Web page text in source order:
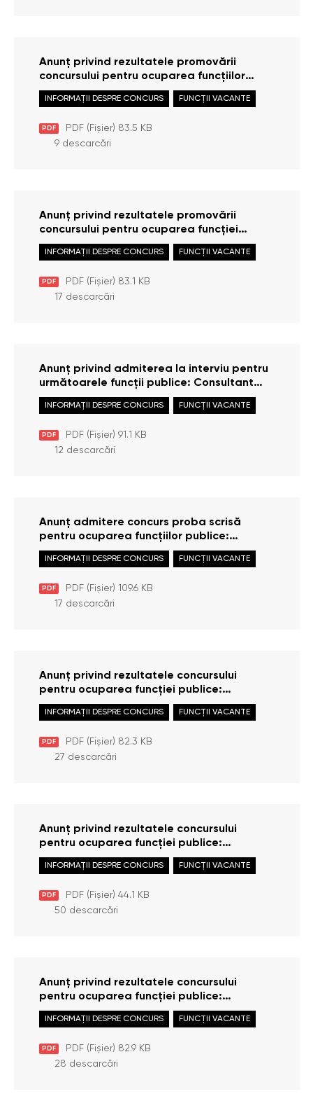
Anunț privind rezultatele promovării
concursului pentru ocuparea funcțiilor
publice: Consultant principal /
Consultantă principală în cadrul Serviciului
PDF PDF (Fișier) 83.5 KB
INFORMAȚII DESPRE CONCURS FUNCȚII VACANTE
9 descarcări
Anunț privind rezultatele promovării
concursului pentru ocuparea funcției
publice: Specialist principal / Specialistă
principală în cadrul Direcției gestionarea
PDF PDF (Fișier) 83.1 KB
INFORMAȚII DESPRE CONCURS FUNCȚII VACANTE
17 descarcări
Anunț privind admiterea la interviu pentru
următoarele funcții publice: Consultant
principal / Consultantă principală în cadrul
Serviciului achiziții publice; Specialist
Direcției gestionarea documentelor și
audiență
PDF PDF (Fișier) 91.1 KB
INFORMAȚII DESPRE CONCURS FUNCȚII VACANTE
12 descarcări
Anunț admitere concurs proba scrisă
pentru ocuparea funcțiilor publice:
Consultant principal / Consultantă
principală în cadrul Serviciului achiziții
principală în cadrul Direcției gestionarea
documentelor și audiență
PDF PDF (Fișier) 109.6 KB
INFORMAȚII DESPRE CONCURS FUNCȚII VACANTE
17 descarcări
Anunț privind rezultatele concursului
pentru ocuparea funcției publice:
Consultant principal / Consultantă
principală în cadrul Direcției prevenirea
PDF PDF (Fișier) 82.3 KB
INFORMAȚII DESPRE CONCURS FUNCȚII VACANTE
27 descarcări
Anunț privind rezultatele concursului
pentru ocuparea funcției publice:
Consultant principal / Consultantă
principală în cadrul Direcției examinarea
PDF PDF (Fișier) 44.1 KB
INFORMAȚII DESPRE CONCURS FUNCȚII VACANTE
50 descarcări
Anunț privind rezultatele concursului
pentru ocuparea funcției publice:
Consultant principal / Consultantă
principală în cadrul Direcției monitorizare
PDF PDF (Fișier) 82.9 KB
INFORMAȚII DESPRE CONCURS FUNCȚII VACANTE
28 descarcări